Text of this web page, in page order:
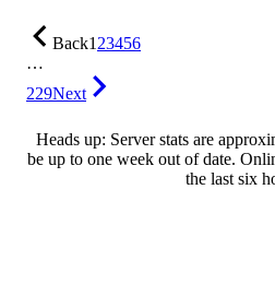
Back123456
…
229Next
Heads up: Server stats are
be up to one week out of date.
the last six